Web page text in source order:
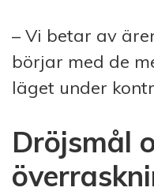
– Vi betar av
börjar med de
läget under
Dröjsmål